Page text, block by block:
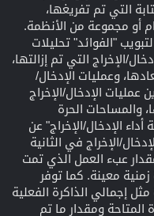
التي تم تفريغها،
أو مجموعة من الأنظمة.
"الفوائد" تحليلات
الإخراج التي تم إزالتها،
وعمليات الإدخال/
عمليات الإدخال/الإخراج
والمساحات الحرة
الإدخال/الإخراج" عن
الإخراج في الثانية
عبء العمل الذي تمت
معينة. كما توفر
إجمالي الذاكرة الفعلية
المتاحة ومقدار ما تم